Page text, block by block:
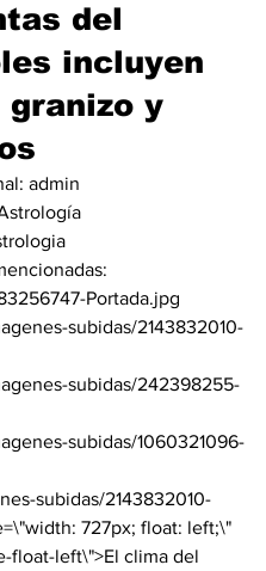
del
incluyen
y
admin
Portada.jpg
subidas/2143832010-
subidas/242398255-
subidas/1060321096-
subidas/2143832010-
727px; float: left;\"
float-left\">El clima del